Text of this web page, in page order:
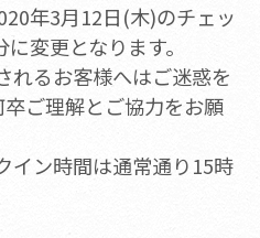
年3月12日(木)のチェッ
変更となります。
れるお客様へはご迷惑を
ご理解とご協力をお願
ン時間は通常通り15時